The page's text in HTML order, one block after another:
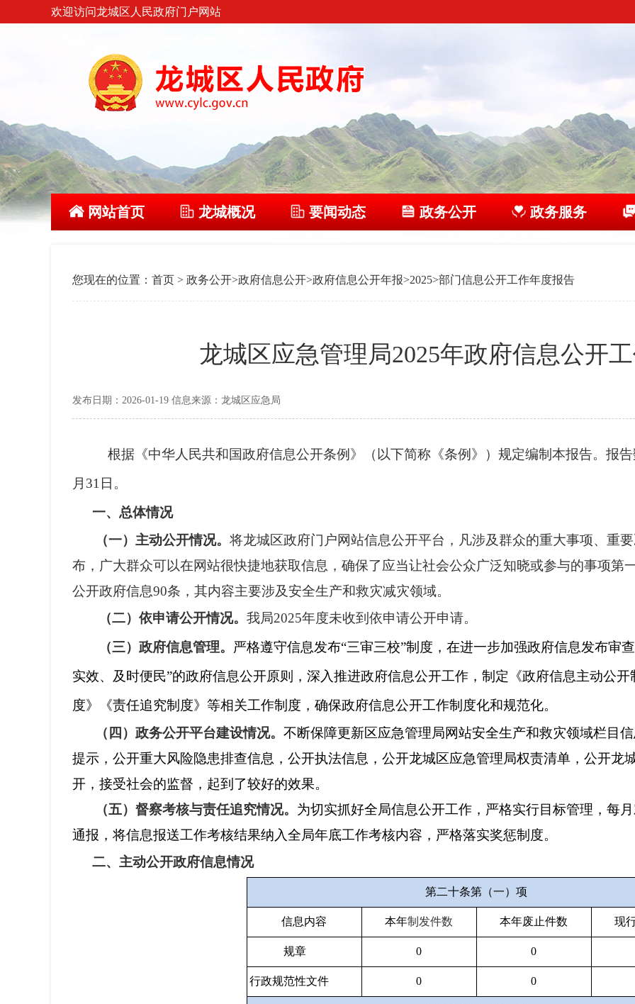
欢迎访问龙城区人民政府门户网站
网站首页 龙城概况 要闻动态 政务公开 政务服务
您现在的位置： 首页 > 政务公开>政府信息公开>政府信息公开年报>2025>部门信息公开工作年度报告
龙城区应急管理局2025年政府信息公开
发布日期：2026-01-19 信息来源：龙城区应急局
根据《中华人民共和国政府信息公开条例》（以下简称《条例》）规定编制本报告。报
月 31 日。
一、总体情况
（一）主动公开情况。将龙城区政府门户网站信息公开平台，凡涉及群众的重大事项、重
布，广大群众可以在网站很快捷地获取信息，确保了应当让社会公众广泛知晓或参与的事项第
公开政府信息90条，其内容主要涉及安全生产和救灾减灾领域。
（二）依申请公开情况。我局2025年度未收到依申请公开申请。
（三）政府信息管理。 严格遵守信息发布“三审三校”制度，在进一步加强政府信息发布审
实效、及时便民”的政府信息公开原则，深入推进政府信息公开工作，制定《政府信息主动公
度》《责任追究制度》等相关工作制度，确保政府信息公开工作制度化和规范化。
（四）政务公开平台建设情况。不断保障更新区应急管理局网站安全生产和救灾领域栏目
提示，公开重大风险隐患排查信息，公开执法信息，公开龙城区应急管理局权责清单，公开龙
开，接受社会的监督，起到了较好的效果。
（五）督察考核与责任追究情况。 为切实抓好全局信息公开工作，严格实行目标管理，每
通报，将信息报送工作考核结果纳入全局年底工作考核内容，严格落实奖惩制度。
二、主动公开政府信息情况
第二十条第（一）项
信息内容 本年制发件数 本年废止件数 现
规章 0 0
行政规范性文件 0 0